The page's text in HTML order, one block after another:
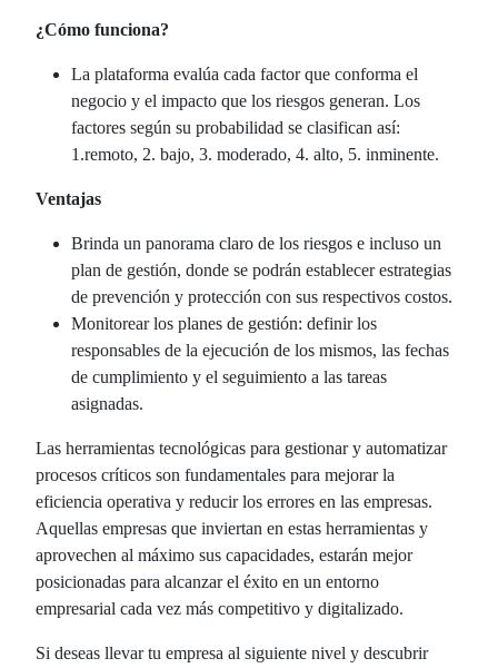
¿Cómo funciona?
La plataforma evalúa cada factor que conforma el
negocio y el impacto que los riesgos generan. Los
factores según su probabilidad se clasifican así:
1.remoto, 2. bajo, 3. moderado, 4. alto, 5. inminente.
Ventajas
Brinda un panorama claro de los riesgos e incluso un
plan de gestión, donde se podrán establecer estrategias
de prevención y protección con sus respectivos costos.
Monitorear los planes de gestión: definir los
responsables de la ejecución de los mismos, las fechas
de cumplimiento y el seguimiento a las tareas
asignadas.
Las herramientas tecnológicas para gestionar y automatizar
procesos críticos son fundamentales para mejorar la
eficiencia operativa y reducir los errores en las empresas.
Aquellas empresas que inviertan en estas herramientas y
aprovechen al máximo sus capacidades, estarán mejor
posicionadas para alcanzar el éxito en un entorno
empresarial cada vez más competitivo y digitalizado.
Si deseas llevar tu empresa al siguiente nivel y descubrir